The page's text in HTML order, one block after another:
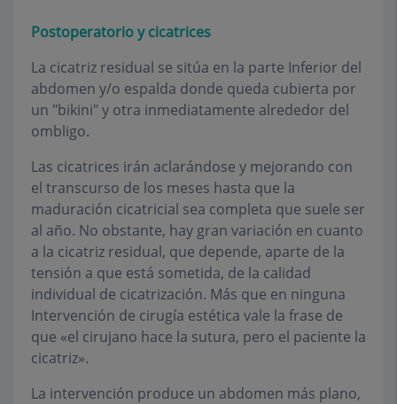
Postoperatorio y cicatrices
La cicatriz residual se sitúa en la parte Inferior del
abdomen y/o espalda donde queda cubierta por
un "bikini" y otra inmediatamente alrededor del
ombligo.
Las cicatrices irán aclarándose y mejorando con
el transcurso de los meses hasta que la
maduración cicatricial sea completa que suele ser
al año. No obstante, hay gran variación en cuanto
a la cicatriz residual, que depende, aparte de la
tensión a que está sometida, de la calidad
individual de cicatrización. Más que en ninguna
Intervención de cirugía estética vale la frase de
que «el cirujano hace la sutura, pero el paciente la
cicatriz».
La intervención produce un abdomen más plano,